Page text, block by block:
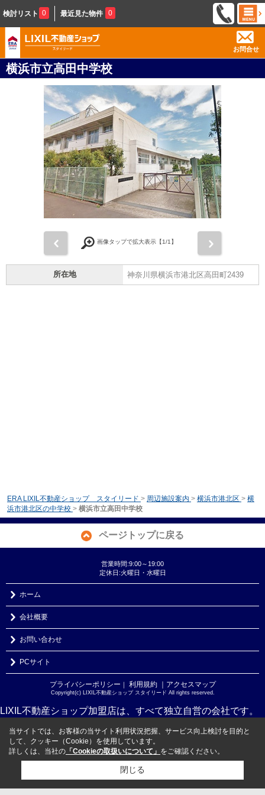
検討リスト 0 最近見た物件 0
お問合せ
横浜市立高田中学校
画像タップで拡大表示【1/1】
所在地 神奈川県横浜市港北区高田町2439
ERA LIXIL不動産ショップ スタイリード > 周辺施設案内 > 横浜市港北区 > 横
浜市港北区の中学校 > 横浜市立高田中学校
ページトップに戻る
営業時間:9:00～19:00
定休日:火曜日・水曜日
ホーム
会社概要
お問い合わせ
PCサイト
プライバシーポリシー ｜ 利用規約 ｜アクセスマップ
Copyright(c) LIXIL不動産ショップ スタイリード All rights reserved.
LIXIL不動産ショップ加盟店は、すべて独立自営の会社です。
当サイトでは、お客様の当サイト利用状況把握、サービス向上検討を目的と
して、クッキー（Cookie）を使用しています。
詳しくは、当社の 「Cookieの取扱いについて」 をご確認ください。
閉じる